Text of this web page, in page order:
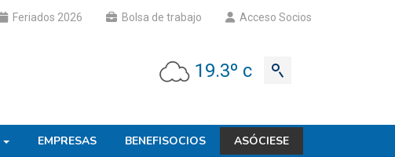
Acceso Socios
Bolsa de trabajo
Feriados 2026
19.3º c
EMPRESAS BENEFISOCIOS ASÓCIESE